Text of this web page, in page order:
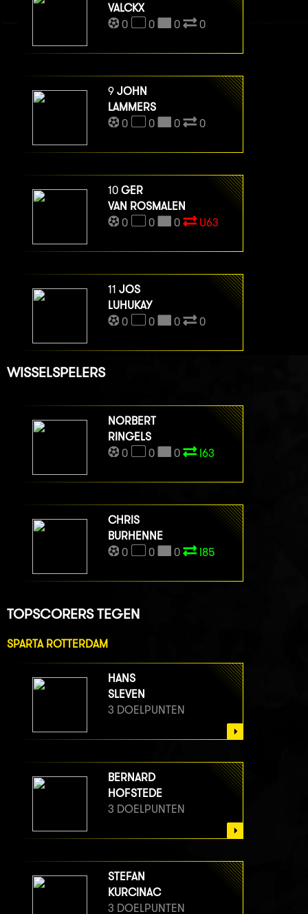
VALCKX
0
0 0 0
9 JOHN
LAMMERS
0
0 0 0
10 GER
VAN ROSMALEN
0
0 0 U63
11 JOS
LUHUKAY
0
0 0 0
WISSELSPELERS
NORBERT
RINGELS
0
0 0 I63
CHRIS
BURHENNE
0
0 0 I85
TOPSCORERS TEGEN
SPARTA ROTTERDAM
HANS
SLEVEN
3 DOELPUNTEN
BERNARD
HOFSTEDE
3 DOELPUNTEN
STEFAN
KURCINAC
3 DOELPUNTEN